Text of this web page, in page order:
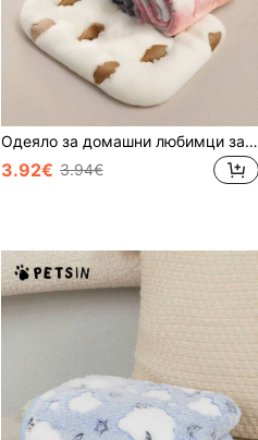
Одеяло за домашни любимци за малки и средни кучета. Различни малки животни, котки. Миещо се одеяло за домашни любимци, мека фланелена тъкан с бродирана петолъчка, тънка, подходяща за всички сезони, легло за кучета и постелка за кучета
3.92€ 3.94€